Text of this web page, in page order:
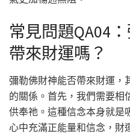
常見問題QA04
帶來財運嗎？
彌勒佛財神能否帶來財運，
的關係。首先，我們需要相
供奉祂。這種信念本身就是
心中充滿正能量和信念，財